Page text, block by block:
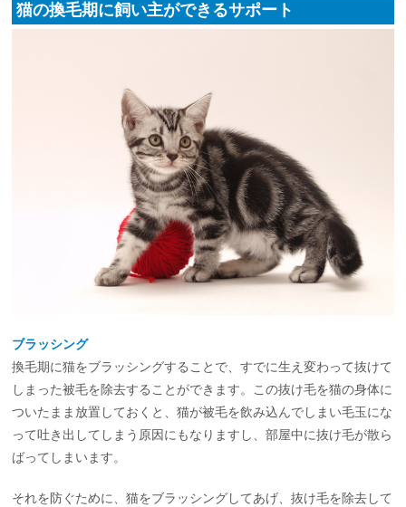
猫の換毛期に飼い主ができるサポート
ブラッシング
換毛期に猫をブラッシングすることで、すでに生え変わって抜けて
しまった被毛を除去することができます。この抜け毛を猫の身体に
ついたまま放置しておくと、猫が被毛を飲み込んでしまい毛玉にな
って吐き出してしまう原因にもなりますし、部屋中に抜け毛が散ら
ばってしまいます。
それを防ぐために、猫をブラッシングしてあげ、抜け毛を除去して